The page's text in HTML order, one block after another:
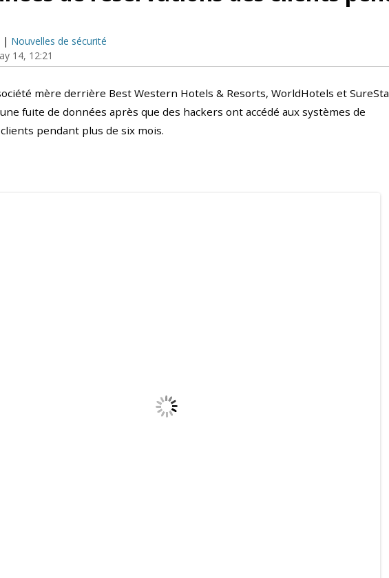
| Nouvelles de sécurité
14, 12:21
mère derrière Best Western Hotels & Resorts, WorldHotels et
fuite de données après que des hackers ont accédé aux systèmes de
pendant plus de six mois.